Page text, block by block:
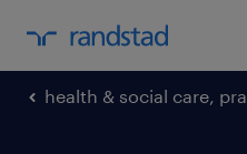
health & social care,